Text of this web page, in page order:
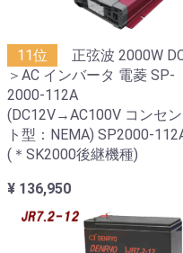
11位
正弦波 2000W
＞AC インバータ 電菱 SP-
2000-112A
(DC12V→AC100V コンセン
ト型：NEMA) SP2000-
(＊SK2000後継機種)
¥ 136,950